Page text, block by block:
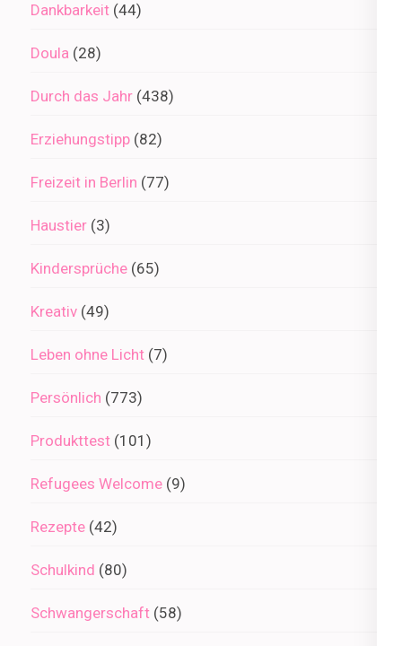
Dankbarkeit (44)
Doula (28)
Durch das Jahr (438)
Erziehungstipp (82)
Freizeit in Berlin (77)
Haustier (3)
Kindersprüche (65)
Kreativ (49)
Leben ohne Licht (7)
Persönlich (773)
Produkttest (101)
Refugees Welcome (9)
Rezepte (42)
Schulkind (80)
Schwangerschaft (58)